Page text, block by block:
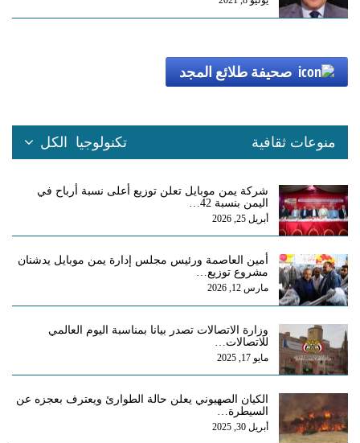
صحيفة طلائع المجد
الكل منوعات ثقافية تكنولوجيا
شركة يمن موبايل تعلن توزيع أعلى نسبة أرباح في
اليمن بنسبة 42…
أبريل 25, 2026
أمين العاصمة ورئيس مجلس إدارة يمن موبايل يدشنان
مشروع توزيع…
مارس 12, 2026
وزارة الاتصالات تصدر بيانا بمناسبة اليوم العالمي
للاتصالات…
مايو 17, 2025
الكيان الصهيوني يعلن حالة الطوارئ ويعترف بعجزه عن
السيطرة…
أبريل 30, 2025